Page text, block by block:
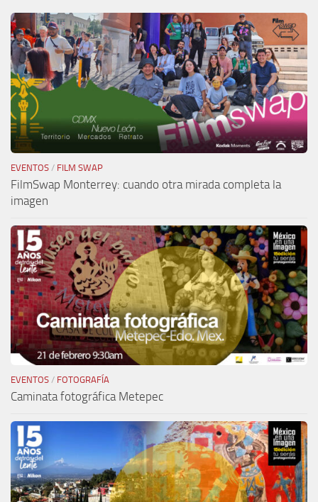
EVENTOS / FILM SWAP
FilmSwap Monterrey: cuando otra mirada completa la
imagen
EVENTOS / FOTOGRAFÍA
Caminata fotográfica Metepec